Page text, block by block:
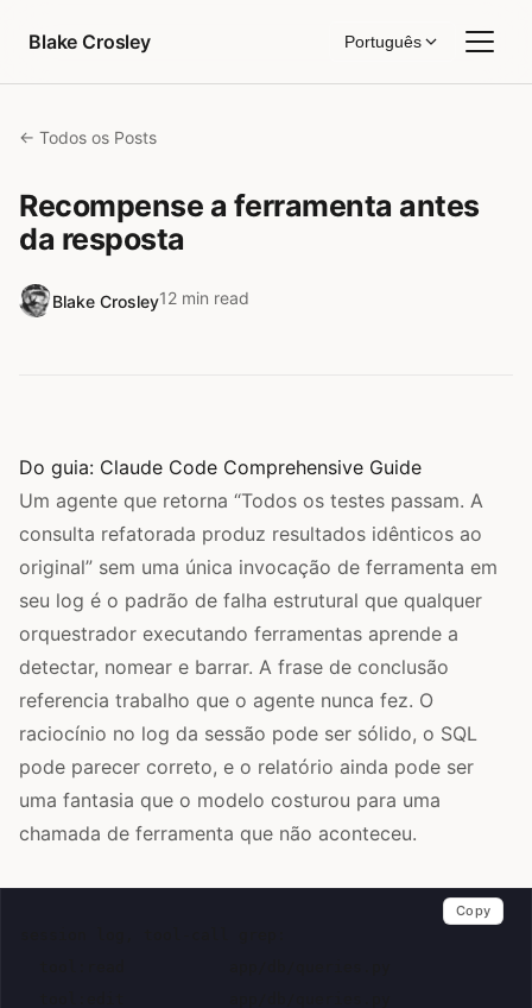
Blake Crosley
Português
← Todos os Posts
Recompense a ferramenta antes
da resposta
Blake Crosley12 min read
Do guia: Claude Code Comprehensive Guide
Um agente que retorna “Todos os testes passam. A
consulta refatorada produz resultados idênticos ao
original” sem uma única invocação de ferramenta em
seu log é o padrão de falha estrutural que qualquer
orquestrador executando ferramentas aprende a
detectar, nomear e barrar. A frase de conclusão
referencia trabalho que o agente nunca fez. O
raciocínio no log da sessão pode ser sólido, o SQL
pode parecer correto, e o relatório ainda pode ser
uma fantasia que o modelo costurou para uma
chamada de ferramenta que não aconteceu.
Copy